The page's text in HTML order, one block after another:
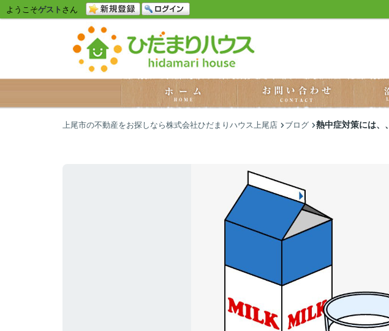
ようこそゲスト さん
上尾市の不動産をお探しなら株式会社ひだまりハウス上尾店 ブログ 熱中症対策には、、